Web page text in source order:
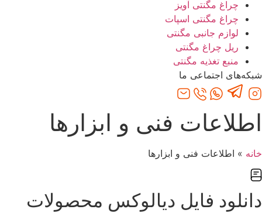
چراغ مگنتی آویز
چراغ مگنتی اسپات
لوازم جانبی مگنتی
ریل چراغ مگنتی
منبع تغذیه مگنتی
شبکه‌های اجتماعی ما
اطلاعات فنی و ابزارها
خانه » اطلاعات فنی و ابزارها
دانلود فایل دیالوکس محصولات